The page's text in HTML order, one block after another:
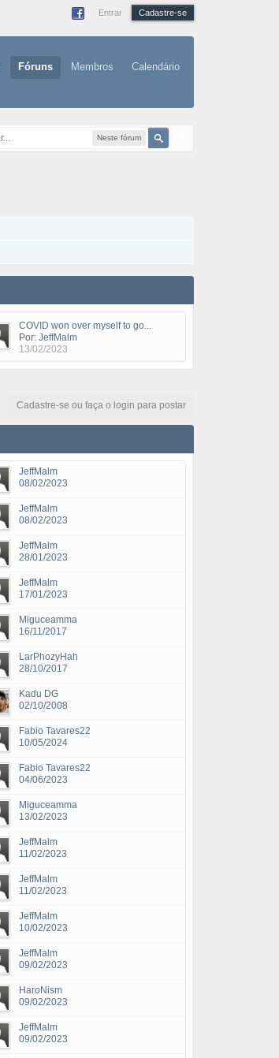
Entrar Cadastre-se
Fóruns Membros Calendário
Neste fórum
COVID won over myself to go...
Por: JeffMalm
13/02/2023
Cadastre-se ou faça o login para postar
JeffMalm
08/02/2023
JeffMalm
08/02/2023
JeffMalm
28/01/2023
JeffMalm
17/01/2023
Miguceamma
16/11/2017
LarPhozyHah
28/10/2017
Kadu DG
02/10/2008
Fabio Tavares22
10/05/2024
Fabio Tavares22
04/06/2023
Miguceamma
13/02/2023
JeffMalm
11/02/2023
JeffMalm
11/02/2023
JeffMalm
10/02/2023
JeffMalm
09/02/2023
HaroNism
09/02/2023
JeffMalm
09/02/2023